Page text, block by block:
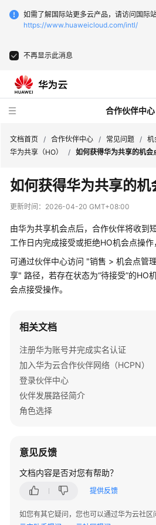
如需了解国际站更多云产品，请访问国际站
https://www.huaweicloud.com/intl/
不再显示此消息
合作伙伴中心
用
户
指
常
问
题
览
术
语
缩
略
语
入
华
云
文档首页 / 合作伙伴中心 / 常见问题 / 机
华为共享（HO）
/ 如何获得华为共享的机会
如何获得华为共享的机
更新时间： 2026-04-20 GMT+08:00
由华为共享机会点后，合作伙伴将收到
工作日内完成接受或拒绝HO机会点操作
可通过伙伴中心访问 "销售 > 机会点管
享" 路径，若存在状态为“待接受”的HO
会点接受操作。
相关文档
注册华为账号并完成实名认证
加入华为云合作伙伴网络（HCPN）
登录伙伴中心
伙伴发展路径简介
角色选择
意见反馈
文档内容是否对您有帮助？
提供反馈
如您有其它疑问，您也可以通过华为云社